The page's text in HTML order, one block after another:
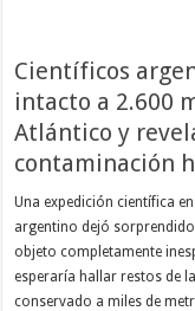
Científicos
intacto a 2.600
Atlántico y
contaminación
Una expedición científica
argentino dejó
objeto completamente
esperaría hallar restos de
conservado a miles de